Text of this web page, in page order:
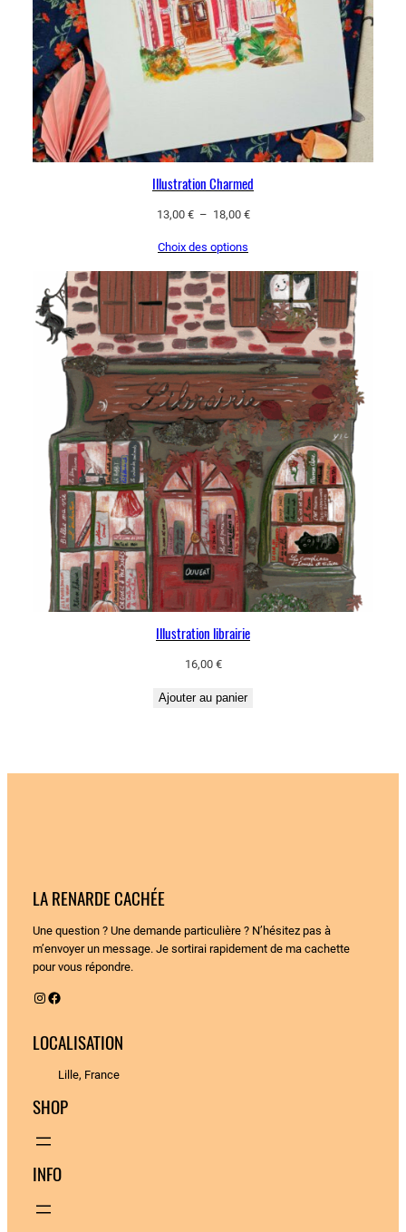
Illustration Charmed
13,00 € – 18,00 €Plage
18,00 €
Choix des options
Illustration librairie
16,00 €
Ajouter au panier
LA RENARDE CACHÉE
Une question ? Une demande particulière ? N’hésitez pas à
m’envoyer un message. Je sortirai rapidement de ma cachette
pour vous répondre.
Instagram Facebook
LOCALISATION
Lille, France
SHOP
INFO